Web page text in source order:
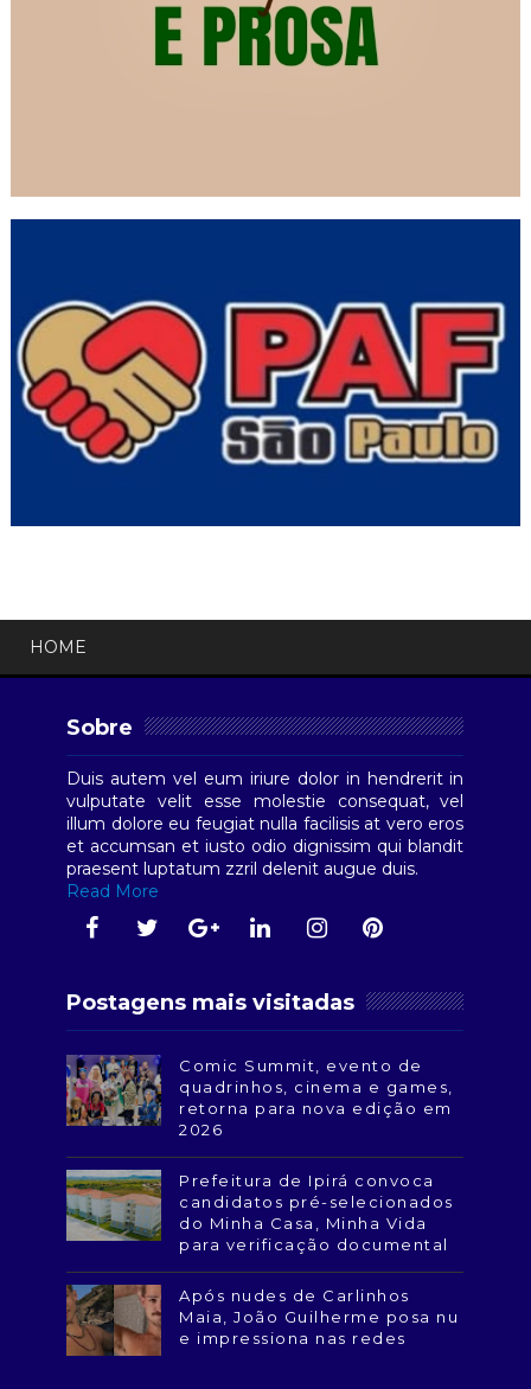
HOME
Sobre
Duis autem vel eum iriure dolor in hendrerit in
vulputate velit esse molestie consequat, vel
illum dolore eu feugiat nulla facilisis at vero eros
et accumsan et iusto odio dignissim qui blandit
praesent luptatum zzril delenit augue duis.
Read More
Postagens mais visitadas
Comic Summit, evento de
quadrinhos, cinema e games,
retorna para nova edição em
2026
Prefeitura de Ipirá convoca
candidatos pré-selecionados
do Minha Casa, Minha Vida
para verificação documental
Após nudes de Carlinhos
Maia, João Guilherme posa nu
e impressiona nas redes